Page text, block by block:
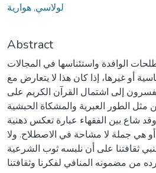
لولاسي, هوارية
Abstract
الوافدة واستئناسها في المجالات
أو غيرها، إذا كان هذا لا يتعارض مع
إلى اشتمال القرآن الكريم على
مثل الطور العبرية والمشكاة الحبشية
شاع بين الفقهاء عبارة تعكس ذهنية
هي جملة لا مشاحة في الاصطلاح. ولا
ثقافتنا على أن نلبسه ثوب الشرعية
من مضمونه المنافي لفكرنا وثقافتنا